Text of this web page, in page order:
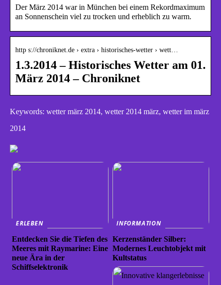
Der März 2014 war in München bei einem Rekordmaximum
an Sonnenschein viel zu trocken und erheblich zu warm.
http s://chroniknet.de › extra › historisches-wetter › wett…
1.3.2014 – Historisches Wetter am 01.
März 2014 – Chroniknet
Keywords: wetter märz 2014, wetter 2014 märz, wetter im märz
2014
ERLEBEN
Entdecken Sie die Tiefen des
Meeres mit Raymarine: Eine
neue Ära in der
Schiffselektronik
INFORMATION
Kerzenständer Silber:
Modernes Leuchtobjekt mit
Kultstatus